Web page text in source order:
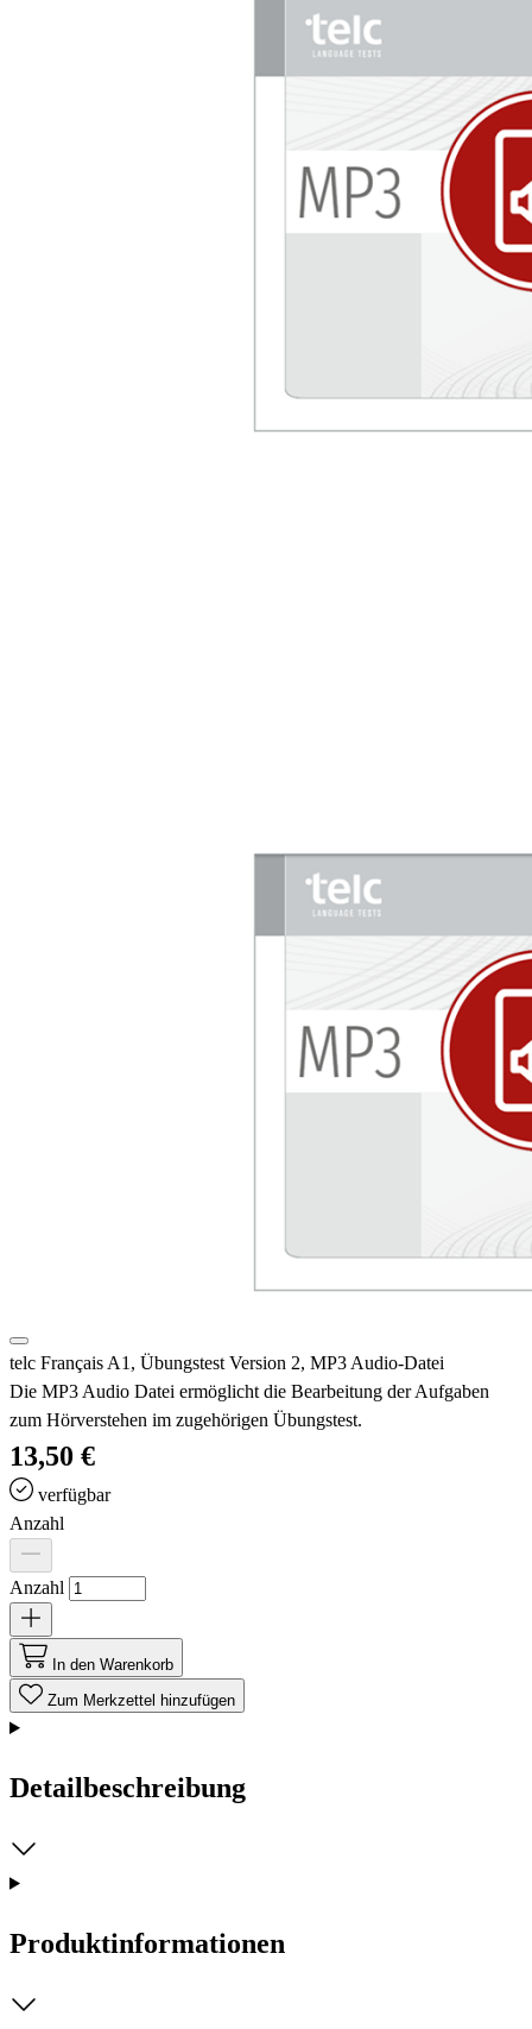
telc Français A1, Übungstest Version 2, MP3 Audio-Datei
Die MP3 Audio Datei ermöglicht die Bearbeitung der Aufgaben
zum Hörverstehen im zugehörigen Übungstest.
13,50 €
verfügbar
Anzahl
Anzahl
In den Warenkorb
Zum Merkzettel hinzufügen
Detailbeschreibung
Produktinformationen